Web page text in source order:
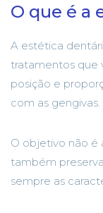
O que é a
A estética
tratamentos que
posição e
com as gengivas.
O objetivo não é
também
sempre as